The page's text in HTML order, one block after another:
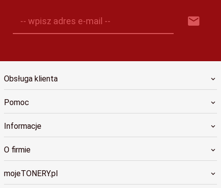
-- wpisz adres e-mail --
Obsługa klienta
Pomoc
Informacje
O firmie
mojeTONERY.pl